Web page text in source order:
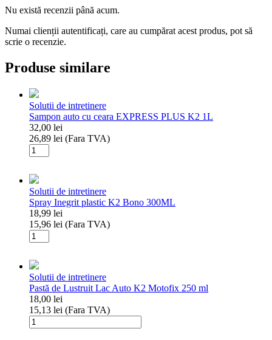
Nu există recenzii până acum.
Numai clienții autentificați, care au cumpărat acest produs, pot să
scrie o recenzie.
Produse similare
Solutii de intretinere
Sampon auto cu ceara EXPRESS PLUS K2 1L
32,00 lei
26,89 lei (Fara TVA)
Cantitate
Sampon
cu
ceara
EXPRESS
PLUS
K2
1L
Solutii de intretinere
Spray Inegrit plastic K2 Bono 300ML
18,99 lei
15,96 lei (Fara TVA)
Cantitate
Spray
plastic
K2
Bono
300ML
Solutii de intretinere
Pastă de Lustruit Lac Auto K2 Motofix 250 ml
18,00 lei
15,13 lei (Fara TVA)
Cantitate
Pastă